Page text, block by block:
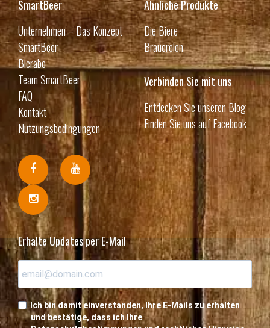
SmartBeer
Unternehmen – Das Konzept
SmartBeer
Bierabo
Team SmartBeer
FAQ
Kontakt
Nutzungsbedingungen
Ähnliche Produkte
Die Biere
Brauereien
Verbinden Sie mit uns
Entdecken Sie unseren Blog
Finden Sie uns auf Facebook
Erhalte Updates per E-Mail
Ich bin damit einverstanden, Ihre E-Mails zu erhalten
und bestätige, dass ich Ihre